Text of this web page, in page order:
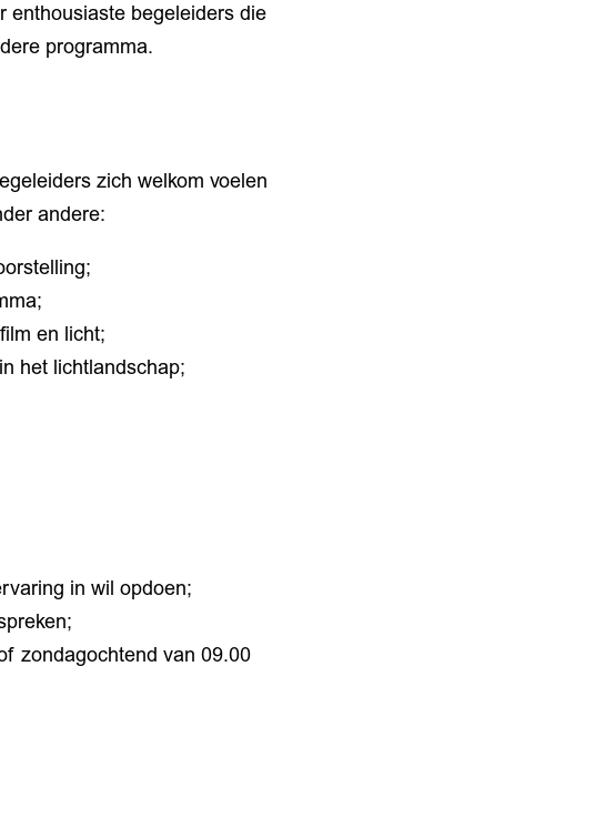
enthousiaste begeleiders die
programma.
zich welkom voelen
andere:
en licht;
het lichtlandschap;
in wil opdoen;
zondagochtend van 09.00